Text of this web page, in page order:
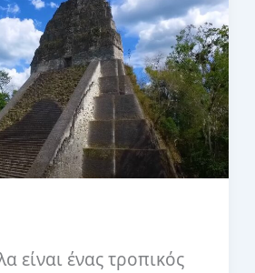
είναι ένας τροπικός